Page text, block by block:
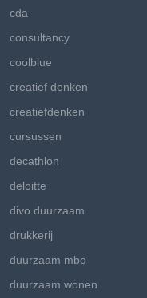
cda
consultancy
coolblue
creatief denken
creatiefdenken
cursussen
decathlon
deloitte
divo duurzaam
drukkerij
duurzaam mbo
duurzaam wonen